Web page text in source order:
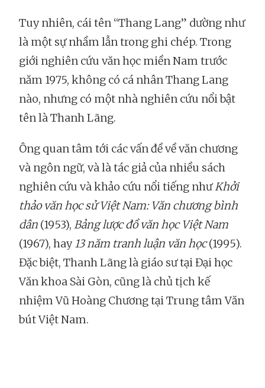
Tuy nhiên, cái tên “Thang Lang” dường như
là một sự nhầm lẫn trong ghi chép. Trong
giới nghiên cứu văn học miền Nam trước
năm 1975, không có cá nhân Thang Lang
nào, nhưng có một nhà nghiên cứu nổi bật
tên là Thanh Lãng.
Ông quan tâm tới các vấn đề về văn chương
và ngôn ngữ, và là tác giả của nhiều sách
nghiên cứu và khảo cứu nổi tiếng nhưKhởi
thảo văn học sử Việt Nam: Văn chương bình
dân (1953), Bảng lược đồ văn học Việt Nam
(1967), hay13 năm tranh luận văn học(1995).
Đặc biệt, Thanh Lãng là giáo sư tại Đại học
Văn khoa Sài Gòn, cũng là chủ tịch kế
nhiệm Vũ Hoàng Chương tại Trung tâm Văn
bút Việt Nam.